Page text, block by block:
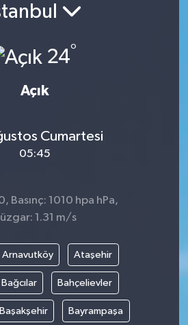
24°
Açık
Cumartesi
05:45
Basınç: 1010 hpa hPa,
1.31 m/s
Arnavutköy Ataşehir
Bağcılar Bahçelievler
Başakşehir Bayrampaşa